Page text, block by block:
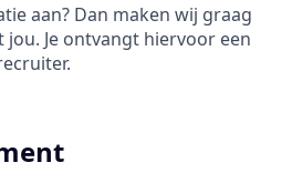
aan? Dan maken wij graag
Je ontvangt hiervoor een